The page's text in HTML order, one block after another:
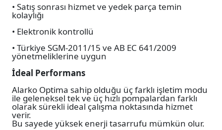
• Satış sonrası hizmet ve yedek parça temin
kolaylığı
• Elektronik kontrollü
• Türkiye SGM-2011/15 ve AB EC 641/2009
yönetmeliklerine uygun
İdeal Performans
Alarko Optima sahip olduğu üç farklı işletim modu
ile geleneksel tek ve üç hızlı pompalardan farklı
olarak sürekli ideal çalışma noktasında hizmet
verir.
Bu sayede yüksek enerji tasarrufu mümkün olur.